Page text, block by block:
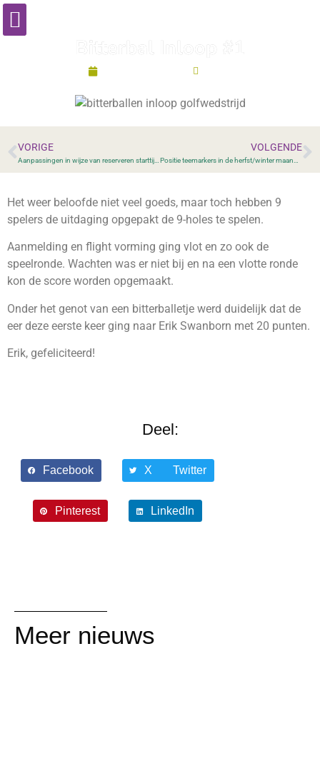
VORIGE VOLGENDE
Het weer beloofde niet veel goeds, maar toch hebben 9
spelers de uitdaging opgepakt de 9-holes te spelen.
Aanmelding en flight vorming ging vlot en zo ook de
speelronde. Wachten was er niet bij en na een vlotte ronde
kon de score worden opgemaakt.
Onder het genot van een bitterballetje werd duidelijk dat de
eer deze eerste keer ging naar Erik Swanborn met 20 punten.
Erik, gefeliciteerd!
Deel:
Facebook X Twitter
Pinterest LinkedIn
Meer nieuws